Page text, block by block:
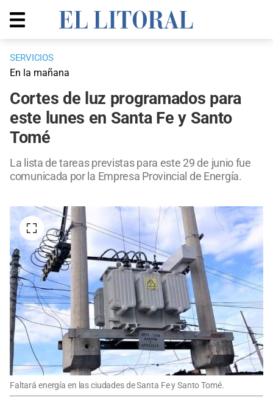
SERVICIOS
En la mañana
Cortes de luz programados para
este lunes en Santa Fe y Santo
Tomé
La lista de tareas previstas para este 29 de junio fue
comunicada por la Empresa Provincial de Energía.
Faltará energía en las ciudades de Santa Fe y Santo Tomé.